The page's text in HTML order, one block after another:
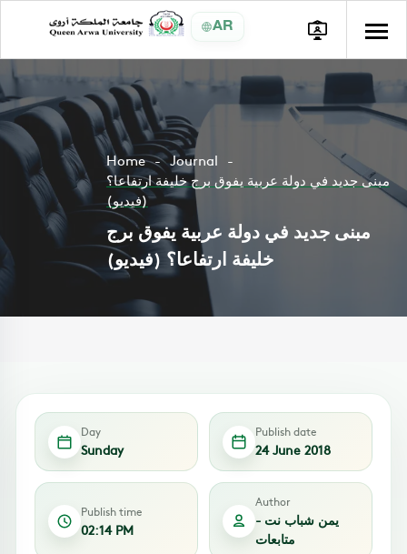
AR
Home
Journal
مبنى جديد في دولة عربية يفوق برج خليفة ارتفاعا؟
(فيديو)
مبنى جديد في دولة عربية يفوق برج
خليفة ارتفاعا؟ (فيديو)
Day
Sunday
Publish date
24 June 2018
Publish time
02:14 PM
Author
يمن شباب نت -
متابعات